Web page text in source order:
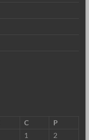
C
P
1
2